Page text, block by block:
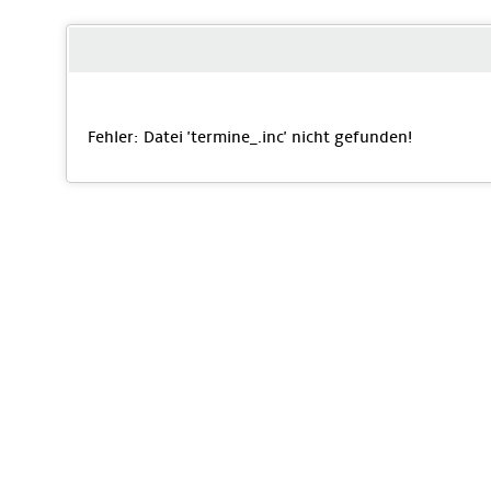
Fehler: Datei 'termine_ .inc' nicht gefunden!